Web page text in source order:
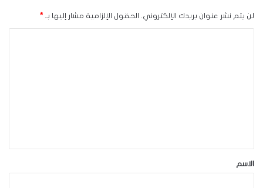
لن يتم نشر عنوان بريدك الإلكتروني. الحقول الإلزامية مشار إليها بـ *
*الاسم